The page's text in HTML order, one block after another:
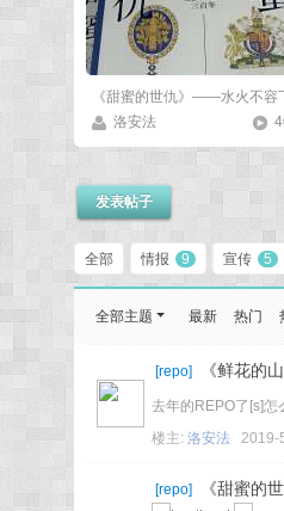
洛安法
发表帖子
全部 情报 9 宣传 5
全部主题 最新 热门
[repo] 《鲜花的
去年的REPO了[s]怎
楼主: 洛安法 2019-
[repo] 《甜蜜的